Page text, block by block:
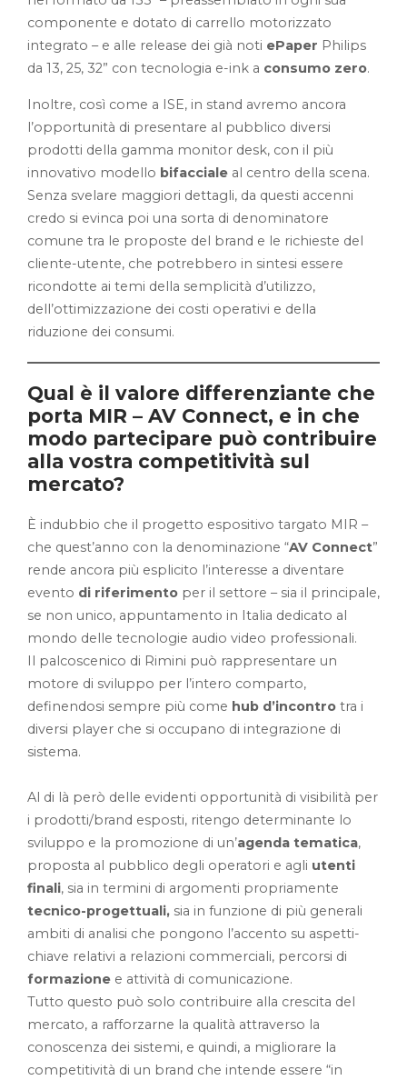
componente e dotato di carrello motorizzato
integrato – e alle release dei già noti ePaper Philips
da 13, 25, 32” con tecnologia e-ink a consumo zero.
Inoltre, così come a ISE, in stand avremo ancora
l’opportunità di presentare al pubblico diversi
prodotti della gamma monitor desk, con il più
innovativo modello bifacciale al centro della scena.
Senza svelare maggiori dettagli, da questi accenni
credo si evinca poi una sorta di denominatore
comune tra le proposte del brand e le richieste del
cliente-utente, che potrebbero in sintesi essere
ricondotte ai temi della semplicità d’utilizzo,
dell’ottimizzazione dei costi operativi e della
riduzione dei consumi.
Qual è il valore differenziante che
porta MIR – AV Connect, e in che
modo partecipare può contribuire
alla vostra competitività sul
mercato?
È indubbio che il progetto espositivo targato MIR –
che quest’anno con la denominazione “AV Connect”
rende ancora più esplicito l’interesse a diventare
evento di riferimento per il settore – sia il principale,
se non unico, appuntamento in Italia dedicato al
mondo delle tecnologie audio video professionali.
Il palcoscenico di Rimini può rappresentare un
motore di sviluppo per l’intero comparto,
definendosi sempre più come hub d’incontro tra i
diversi player che si occupano di integrazione di
sistema.
Al di là però delle evidenti opportunità di visibilità per
i prodotti/brand esposti, ritengo determinante lo
sviluppo e la promozione di un’agenda tematica,
proposta al pubblico degli operatori e agli utenti
finali, sia in termini di argomenti propriamente
tecnico-progettuali, sia in funzione di più generali
ambiti di analisi che pongono l’accento su aspetti-
chiave relativi a relazioni commerciali, percorsi di
formazione e attività di comunicazione.
Tutto questo può solo contribuire alla crescita del
mercato, a rafforzarne la qualità attraverso la
conoscenza dei sistemi, e quindi, a migliorare la
competitività di un brand che intende essere “in